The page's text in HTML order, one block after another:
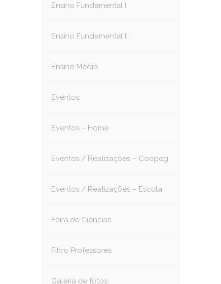
Ensino Fundamental I
Ensino Fundamental II
Ensino Médio
Eventos
Eventos – Home
Eventos / Realizações – Coopeg
Eventos / Realizações – Escola
Feira de Ciências
Filtro Professores
Galeria de fotos